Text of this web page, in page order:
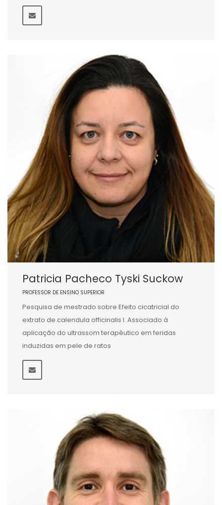
Patricia Pacheco Tyski Suckow
PROFESSOR DE ENSINO SUPERIOR
Pesquisa de mestrado sobre Efeito cicatricial do
extrato de calendula officinalis l. Associado à
aplicação do ultrassom terapêutico em feridas
induzidas em pele de ratos